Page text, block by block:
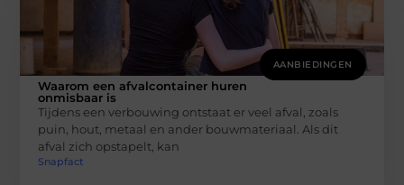
AANBIEDINGEN
Waarom een afvalcontainer huren
onmisbaar is
Tijdens een verbouwing ontstaat er veel afval, zoals
puin, hout, metaal en ander bouwmateriaal. Als dit
afval zich opstapelt, kan
Snapfact